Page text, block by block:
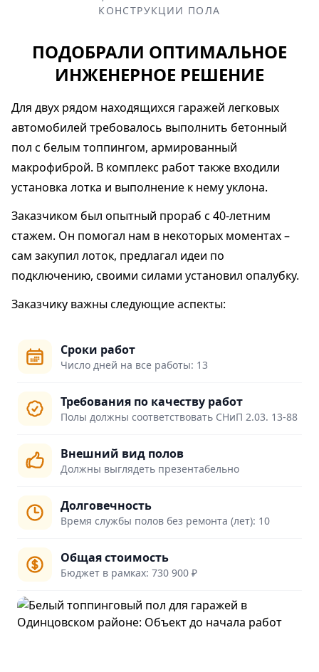
КОНСТРУКЦИИ ПОЛА
ПОДОБРАЛИ ОПТИМАЛЬНОЕ
ИНЖЕНЕРНОЕ РЕШЕНИЕ
Для двух рядом находящихся гаражей легковых
автомобилей требовалось выполнить бетонный
пол с белым топпингом, армированный
макрофиброй. В комплекс работ также входили
установка лотка и выполнение к нему уклона.
Заказчиком был опытный прораб с 40-летним
стажем. Он помогал нам в некоторых моментах –
сам закупил лоток, предлагал идеи по
подключению, своими силами установил опалубку.
Заказчику важны следующие аспекты:
Сроки работ
Число дней на все работы: 13
Требования по качеству работ
Полы должны соответствовать СНиП 2.03. 13-88
Внешний вид полов
Должны выглядеть презентабельно
Долговечность
Время службы полов без ремонта (лет): 10
Общая стоимость
Бюджет в рамках: 730 900 ₽